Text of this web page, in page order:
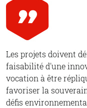
Les projets doivent
faisabilité d'une
vocation à être
favoriser la
défis